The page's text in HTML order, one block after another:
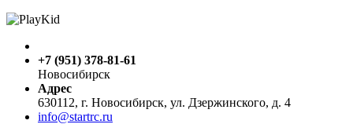
+7 (951) 378-81-61
Новосибирск
Адрес
630112, г. Новосибирск, ул. Дзержинского, д. 4
info@startrc.ru